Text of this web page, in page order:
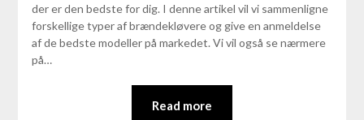
der er den bedste for dig. I denne artikel vil vi sammenligne
forskellige typer af brændekløvere og give en anmeldelse
af de bedste modeller på markedet. Vi vil også se nærmere
på…
Read more